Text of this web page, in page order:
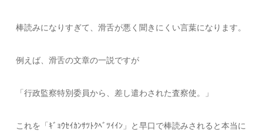
棒読みになりすぎて、滑舌が悪く聞きにくい言葉になります。
例えば、滑舌の文章の一説ですが
「行政監察特別委員から、差し遣わされた査察使。」
これを「ｷﾞｮｳｾｲｶﾝｻﾂﾄｸﾍﾞﾂｲｲﾝ」と早口で棒読みされると本当に